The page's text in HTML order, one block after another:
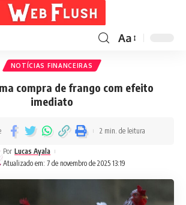
Aa
NOTÍCIAS FINANCEIRAS
compra de frango com efeito
imediato
Atualizado em: 7 de novembro de 2025 13:19
Por Lucas Ayala
2 min. de leitura